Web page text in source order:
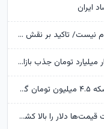
ایران
پزشکیان: مصلحتی بالاتر از وحدت و انسجام نیست/ تاکید بر نقش خبرنگاران در ایجاد فضای همدلی
پایان بورس امروز 17 مرداد 1405 / 9 هزار میلیارد تومان جذب بازار سرمایه شد
قیمت طلا و سکه امروز ۱۷ مرداد ۱۴۰۵ / سکه ۴.۵ میلیون تومان گران شد؛ طلا به ایستگاه 19 میلیونی رسید
قیمت دلار امروز 17 مرداد 1405 / جذابیت قیمت‌ها دلار را بالا کشید